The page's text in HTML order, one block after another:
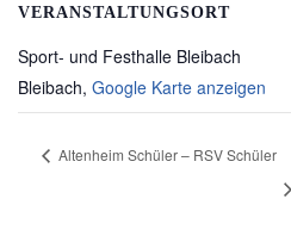
VERANSTALTUNGSORT
Sport- und Festhalle Bleibach
Bleibach, Google Karte anzeigen
Altenheim Schüler – RSV Schüler